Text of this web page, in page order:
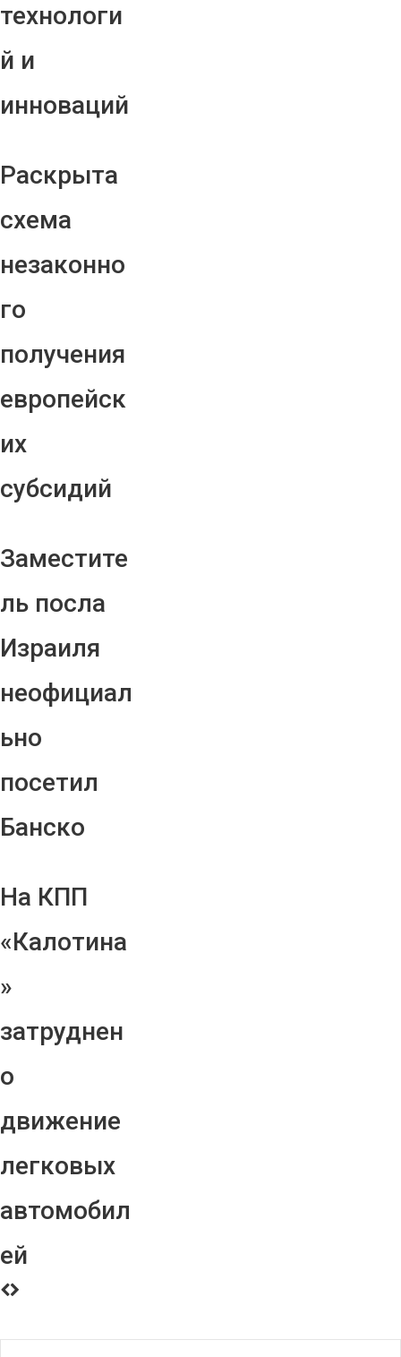
технологи
й и
инноваций
Раскрыта
схема
незаконно
го
получения
европейск
их
субсидий
Заместите
ль посла
Израиля
неофициал
ьно
посетил
Банско
На КПП
«Калотина
»
затруднен
о
движение
легковых
автомобил
ей